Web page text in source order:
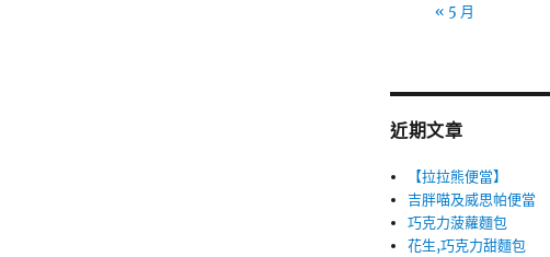
« 5 月
近期文章
【拉拉熊便當】
吉胖喵及威思帕便當
巧克力菠蘿麵包
花生,巧克力甜麵包